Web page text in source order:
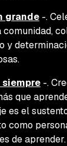
grande -.
comunidad,
y
-.
que
es el
como
de aprender.